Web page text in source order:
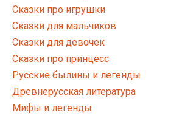
Сказки про игрушки
Сказки для мальчиков
Сказки для девочек
Сказки про принцесс
Русские былины и легенды
Древнерусская литература
Мифы и легенды